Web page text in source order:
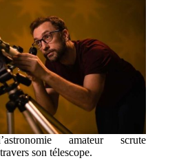
amateur scrute
son télescope.